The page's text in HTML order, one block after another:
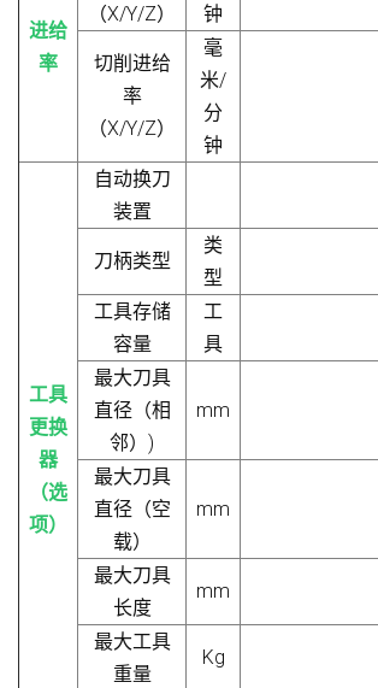
进给
率
（X/Y/Z）
钟
切削进给
率
（X/Y/Z）
毫
米/
分
钟
工具
更换
器
（选
项）
自动换刀
装置
刀柄类型
类
型
工具存储
容量
工
具
最大刀具
直径（相
邻） )
mm
最大刀具
直径（空
载）
mm
最大刀具
长度
mm
最大工具
重量
Kg